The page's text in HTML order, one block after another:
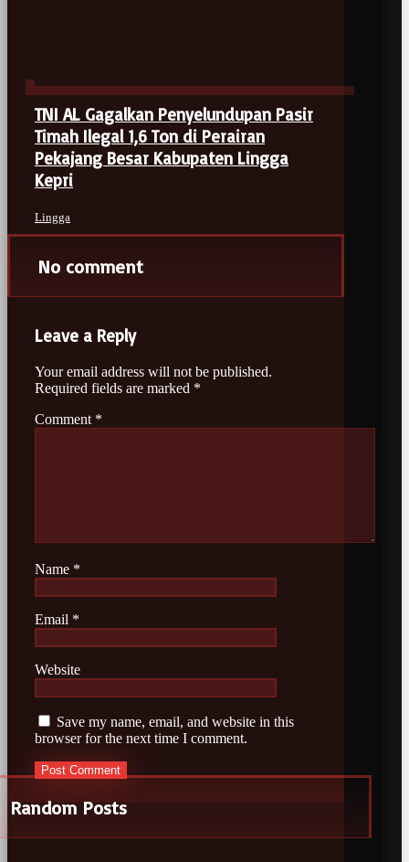
TNI AL Gagalkan Penyelundupan Pasir
Timah Ilegal 1,6 Ton di Perairan
Pekajang Besar Kabupaten Lingga
Kepri
Lingga
No comment
Leave a Reply
Your email address will not be published.
Required fields are marked *
Comment *
Name *
Email *
Website
Save my name, email, and website in this
browser for the next time I comment.
Random Posts